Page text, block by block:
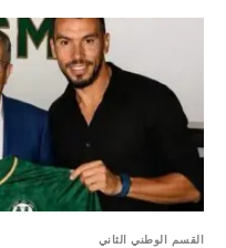
القسم الوطني الثاني